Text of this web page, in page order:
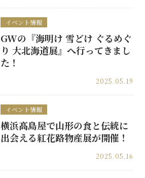
イベント情報
GWの『海明け 雪どけ ぐるめぐ
り 大北海道展』へ行ってきまし
た！
2025.05.19
イベント情報
横浜髙島屋で山形の食と伝統に
出会える紅花路物産展が開催！
2025.05.16